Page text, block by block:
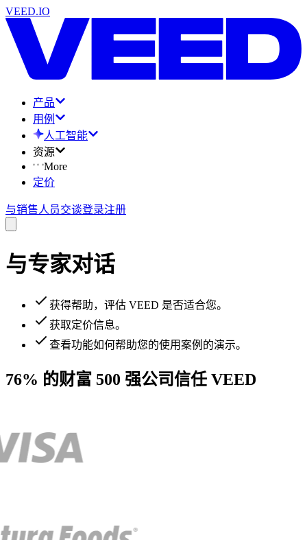
VEED.IO
产品
用例
人工智能
资源
More
定价
与销售人员交谈登录注册
与专家对话
获得帮助，评估 VEED 是否适合您。
获取定价信息。
查看功能如何帮助您的使用案例的演示。
76% 的财富 500 强公司信任 VEED